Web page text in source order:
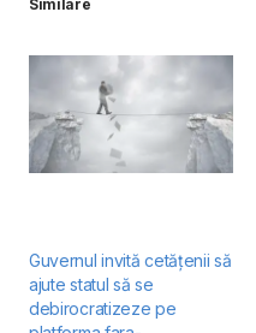
Similare
Guvernul invită cetățenii să
ajute statul să se
debirocratizeze pe